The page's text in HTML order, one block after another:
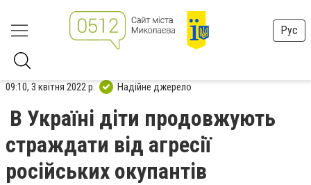
Рус
09:10, 3 квітня 2022 р. Надійне джерело
В Україні діти продовжують
страждати від агресії
російських окупантів